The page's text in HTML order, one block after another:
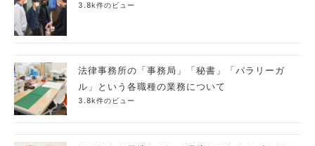
3.8k件のビュー
法律事務所の「事務局」「秘書」「パラリーガ
ル」という各職種の業務について
3.8k件のビュー